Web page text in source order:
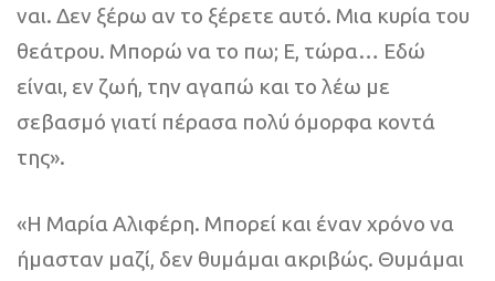
ναι. Δεν ξέρω αν το ξέρετε αυτό. Μια κυρία του
θεάτρου. Μπορώ να το πω; Ε, τώρα… Εδώ
είναι, εν ζωή, την αγαπώ και το λέω με
σεβασμό γιατί πέρασα πολύ όμορφα κοντά
της».
«Η Μαρία Αλιφέρη. Μπορεί και έναν χρόνο να
ήμασταν μαζί, δεν θυμάμαι ακριβώς. Θυμάμαι